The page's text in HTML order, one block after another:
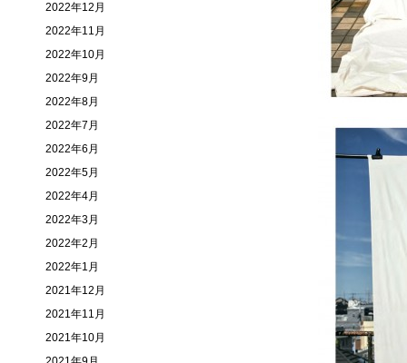
2022年12月
2022年11月
2022年10月
2022年9月
2022年8月
2022年7月
2022年6月
2022年5月
2022年4月
2022年3月
2022年2月
2022年1月
2021年12月
2021年11月
2021年10月